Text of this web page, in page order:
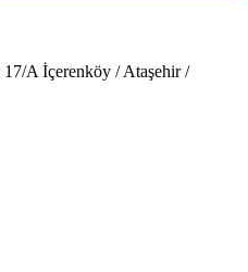
A İçerenköy / Ataşehir /